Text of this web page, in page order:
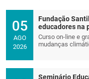
05
AGO
2026
Fundação
educadores na
Curso on-line e
mudanças
Seminário